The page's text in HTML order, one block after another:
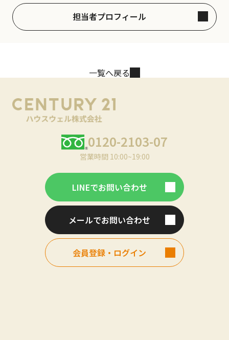
担当者プロフィール
一覧へ戻る
0120-2103-07
営業時間 10:00~19:00
LINEでお問い合わせ
メールでお問い合わせ
会員登録・ログイン